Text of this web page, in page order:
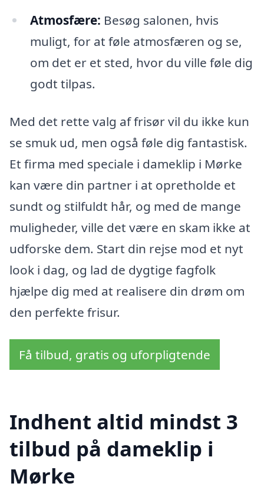
Atmosfære: Besøg salonen, hvis
muligt, for at føle atmosfæren og se,
om det er et sted, hvor du ville føle dig
godt tilpas.
Med det rette valg af frisør vil du ikke kun
se smuk ud, men også føle dig fantastisk.
Et firma med speciale i dameklip i Mørke
kan være din partner i at opretholde et
sundt og stilfuldt hår, og med de mange
muligheder, ville det være en skam ikke at
udforske dem. Start din rejse mod et nyt
look i dag, og lad de dygtige fagfolk
hjælpe dig med at realisere din drøm om
den perfekte frisur.
Få tilbud, gratis og uforpligtende
Indhent altid mindst 3
tilbud på dameklip i
Mørke